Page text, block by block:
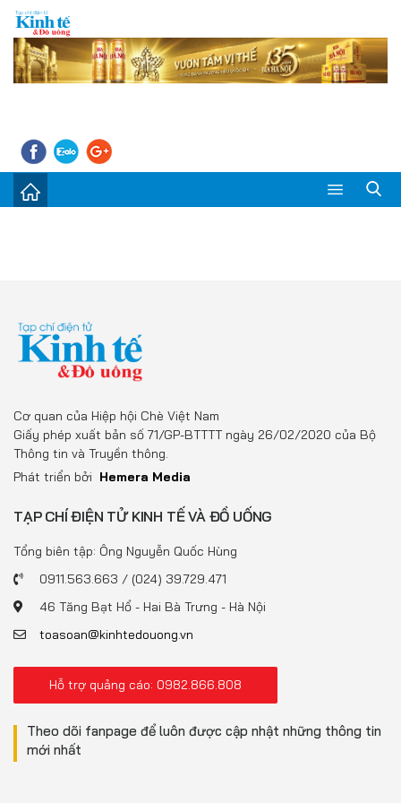
Thị trường
Doanh nghiệp – Doanh nhân
Đồ uống
Pháp luật
Multimedia
Cơ quan của Hiệp hội Chè Việt Nam
Giấy phép xuất bản số 71/GP-BTTTT ngày 26/02/2020 của Bộ
Thông tin và Truyền thông.
Phát triển bởi Hemera Media
TẠP CHÍ ĐIỆN TỬ KINH TẾ VÀ ĐỒ UỐNG
Tổng biên tập: Ông Nguyễn Quốc Hùng
0911.563.663 / (024) 39.729.471
46 Tăng Bạt Hổ - Hai Bà Trưng - Hà Nội
toasoan@kinhtedouong.vn
Hỗ trợ quảng cáo: 0982.866.808
Theo dõi fanpage để luôn được cập nhật những thông tin
mới nhất